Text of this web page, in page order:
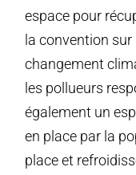
espace pour
la convention
changement
les pollueurs
également un
en place par la
place et